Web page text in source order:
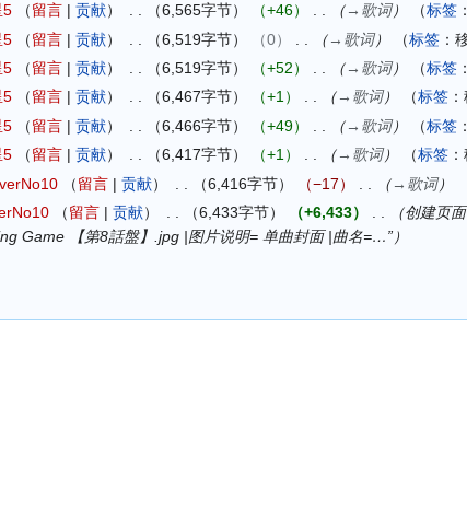
5 留言 贡献 6,565字节 +46 → 歌词 标签：
5 留言 贡献 6,519字节 0 → 歌词 标签：
5 留言 贡献 6,519字节 +52 → 歌词 标签：
5 留言 贡献 6,467字节 +1 → 歌词 标签：
5 留言 贡献 6,466字节 +49 → 歌词 标签：
5 留言 贡献 6,417字节 +1 → 歌词 标签：
留言 贡献 6,416字节 −17 → 歌词
留言 贡献 6,433字节 +6,433
创建页
Game 【第8話盤】.jpg |图片说明= 单曲封面 |曲名=…”